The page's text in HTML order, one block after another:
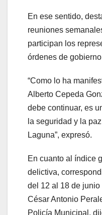
En ese sentido,
reuniones
participan los
órdenes de
“Como lo ha
Alberto Cepeda
debe continuar, es
la seguridad y la
Laguna”, expresó.
En cuanto al índice
delictiva,
del 12 al 18 de
César Antonio
Policía Municipal,